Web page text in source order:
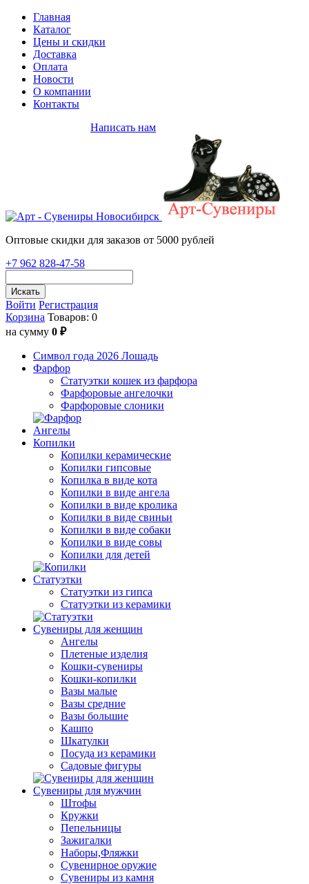
Главная
Каталог
Цены и скидки
Доставка
Оплата
Новости
О компании
Контакты
Написать нам
Оптовые скидки для заказов от 5000 рублей
+7 962 828-47-58
Искать
Войти Регистрация
Корзина Товаров: 0
на сумму 0 ₽
Символ года 2026 Лошадь
Фарфор
Статуэтки кошек из фарфора
Фарфоровые ангелочки
Фарфоровые слоники
Ангелы
Копилки
Копилки керамические
Копилки гипсовые
Копилка в виде кота
Копилки в виде ангела
Копилки в виде кролика
Копилки в виде свиньи
Копилки в виде собаки
Копилки в виде совы
Копилки для детей
Статуэтки
Статуэтки из гипса
Статуэтки из керамики
Сувениры для женщин
Ангелы
Плетеные изделия
Кошки-сувениры
Кошки-копилки
Вазы малые
Вазы средние
Вазы большие
Кашпо
Шкатулки
Посуда из керамики
Садовые фигуры
Сувениры для мужчин
Штофы
Кружки
Пепельницы
Зажигалки
Наборы,Фляжки
Сувенирное оружие
Сувениры из камня